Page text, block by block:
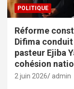
POLITIQUE
Réforme
Difima
pasteur Ejiba
cohésion
2 juin 2026 admin